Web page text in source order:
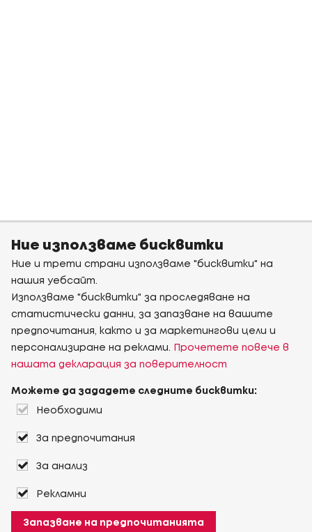
Ние използваме бисквитки
Ние и трети страни използваме "бисквитки" на
нашия уебсайт.
Използваме "бисквитки" за проследяване на
статистически данни, за запазване на вашите
предпочитания, както и за маркетингови цели и
персонализиране на реклами.
Прочетете повече в
нашата декларация за поверителност
Можете да зададете следните бисквитки:
Необходими
За предпочитания
За анализ
Рекламни
Запазване на предпочитанията